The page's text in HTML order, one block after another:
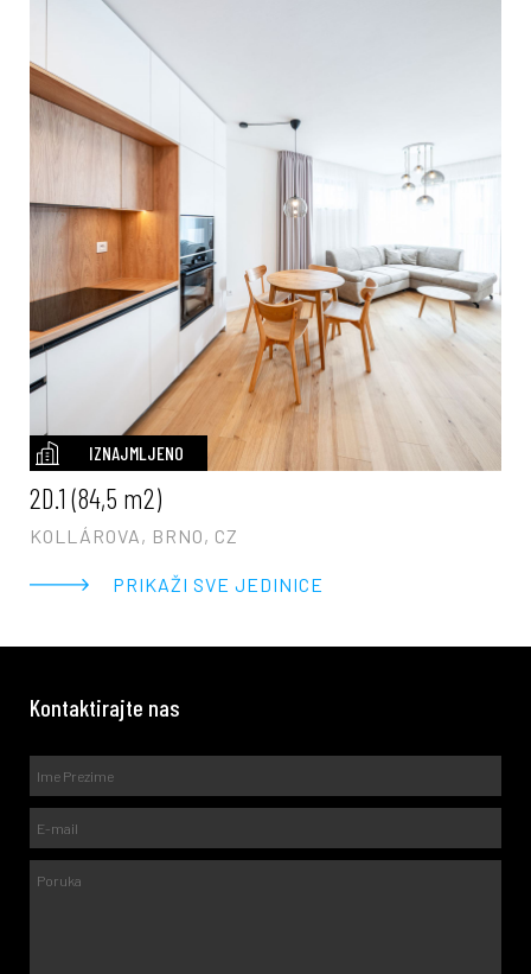
IZNAJMLJENO
2D.1 (84,5 m2)
KOLLÁROVA, BRNO, CZ
PRIKAŽI SVE JEDINICE
Kontaktirajte nas